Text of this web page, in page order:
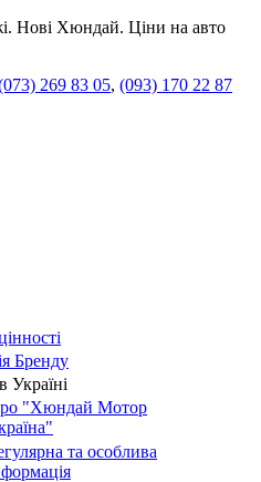
269 83 05, (093) 170 22 87
Бренду
Україні
"Хюндай Мотор
та особлива